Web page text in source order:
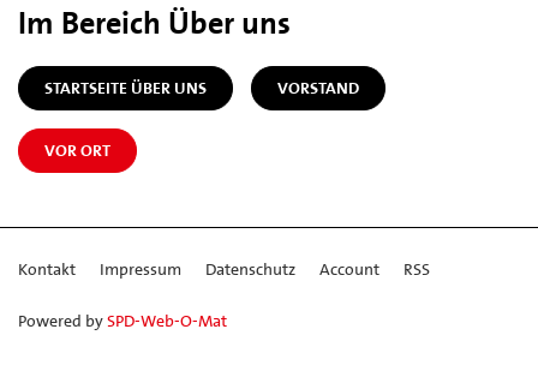
Im Bereich Über uns
STARTSEITE ÜBER UNS VORSTAND
VOR ORT
Kontakt Impressum Datenschutz Account RSS
Powered bySPD-Web-O-Mat